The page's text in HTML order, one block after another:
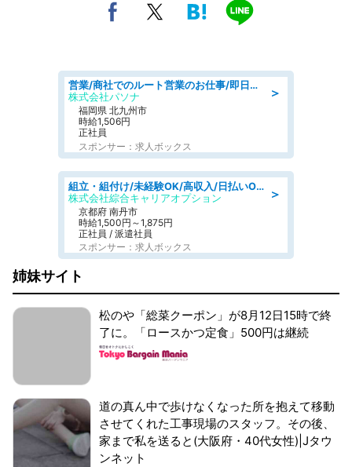
＞
営業/商社でのルート営業のお仕事/即日勤務可/車通勤可/営業
株式会社パソナ
福岡県 北九州市
時給1,506円
正社員
スポンサー：求人ボックス
＞
組立・組付け/未経験OK/高収入/日払いOK/寮費無料/交替制
株式会社綜合キャリアオプション
京都府 南丹市
時給1,500円～1,875円
正社員 / 派遣社員
スポンサー：求人ボックス
姉妹サイト
松のや「総菜クーポン」が8月12日15時で終
了に。「ロースかつ定食」500円は継続
道の真ん中で歩けなくなった所を抱えて移動
させてくれた工事現場のスタッフ。その後、
家まで私を送ると(大阪府・40代女性)|Jタウ
ンネット